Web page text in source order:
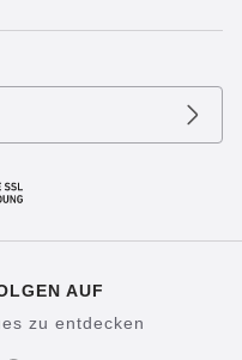
AUF
zu entdecken